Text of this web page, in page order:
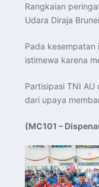
Rangkaian
Udara Diraja
Pada kesempatan
istimewa karena
Partisipasi TNI
dari upaya
(MC101 –